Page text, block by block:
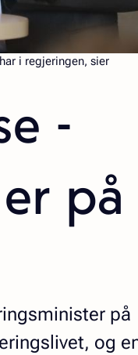
i regjeringen, sier
-
på
på
og